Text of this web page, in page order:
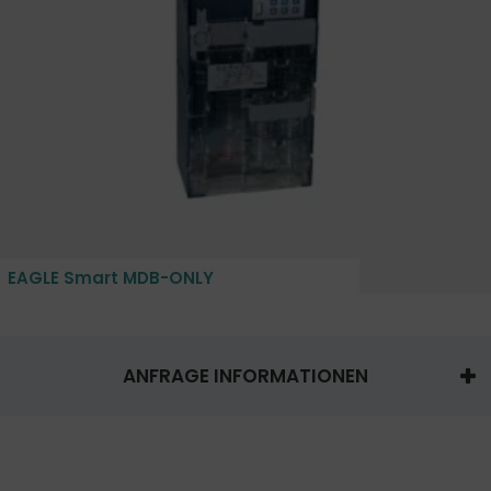
EAGLE Smart MDB-ONLY
ANFRAGE INFORMATIONEN